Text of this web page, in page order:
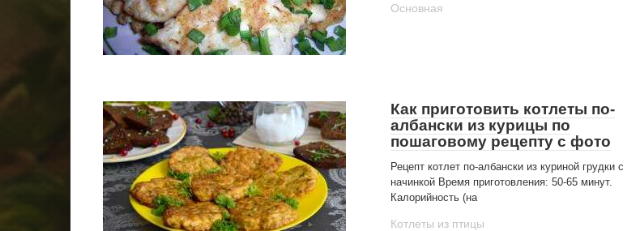
Основная
Как приготовить котлеты по-
албански из курицы по
пошаговому рецепту с фото
Рецепт котлет по-албански из куриной грудки с
начинкой Время приготовления: 50-65 минут.
Калорийность (на
Котлеты из птицы